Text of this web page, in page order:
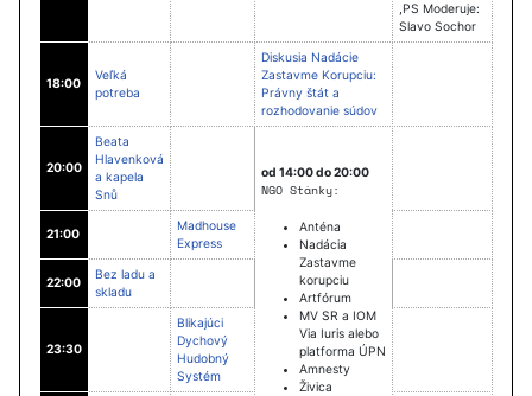
,PS Moderuje:
Slavo Sochor
18:00
Veľká
potreba
Diskusia Nadácie
Zastavme Korupciu:
Právny štát a
rozhodovanie súdov
20:00
Beata
Hlavenková
a kapela
Snů
od 14:00 do 20:00
NGO Stánky:
Anténa
Nadácia
Zastavme
korupciu
Artfórum
MV SR a IOM
Via Iuris alebo
platforma ÚPN
Amnesty
Živica
21:00
Madhouse
Express
22:00
Bez ladu a
skladu
23:30
Blikajúci
Dychový
Hudobný
Systém